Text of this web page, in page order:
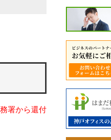
署から還付